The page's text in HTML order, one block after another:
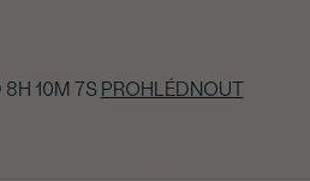
8H 10M 6S PROHLÉDNOUT